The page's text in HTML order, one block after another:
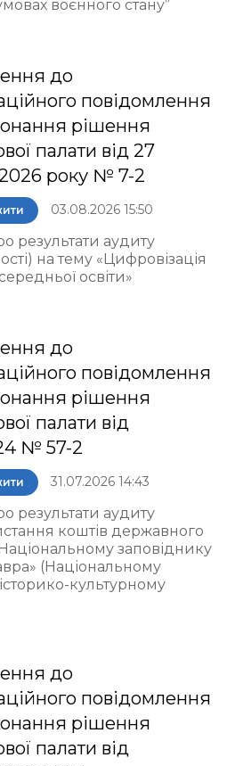
воєнного стану”
до
повідомлення
рішення
палати від 27
року № 7-2
03.08.2026 15:50
результати аудиту
на тему «Цифровізація
освіти»
до
повідомлення
рішення
палати від
№ 57-2
31.07.2026 14:43
результати аудиту
коштів державного
заповіднику
(Національному
культурному
до
повідомлення
рішення
палати від